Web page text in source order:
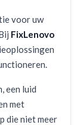
voor uw
FixLenovo
een luid
met
die niet meer